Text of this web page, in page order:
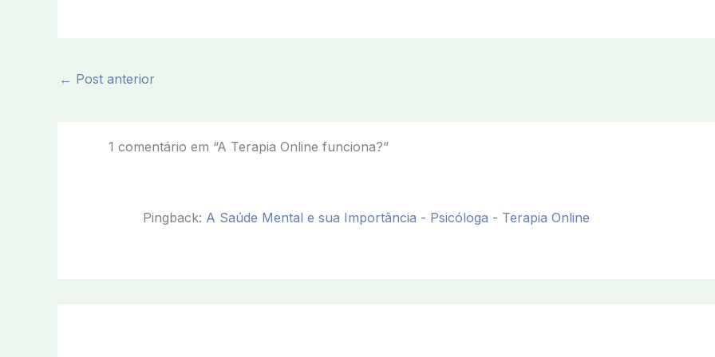
← Post anterior
1 comentário em “A Terapia Online funciona?”
Pingback: A Saúde Mental e sua Importância - Psicóloga - Terapia Online